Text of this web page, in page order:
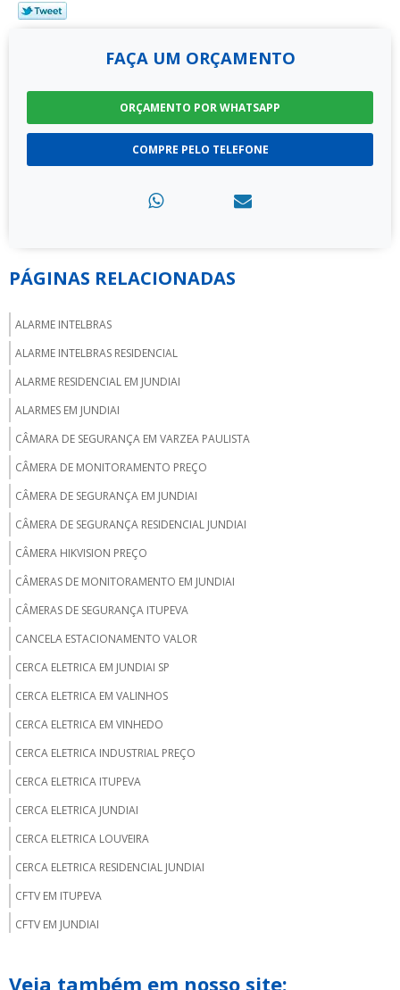
FAÇA UM ORÇAMENTO
ORÇAMENTO POR WHATSAPP
COMPRE PELO TELEFONE
PÁGINAS RELACIONADAS
ALARME INTELBRAS
ALARME INTELBRAS RESIDENCIAL
ALARME RESIDENCIAL EM JUNDIAI
ALARMES EM JUNDIAI
CÂMARA DE SEGURANÇA EM VARZEA PAULISTA
CÂMERA DE MONITORAMENTO PREÇO
CÂMERA DE SEGURANÇA EM JUNDIAI
CÂMERA DE SEGURANÇA RESIDENCIAL JUNDIAI
CÂMERA HIKVISION PREÇO
CÂMERAS DE MONITORAMENTO EM JUNDIAI
CÂMERAS DE SEGURANÇA ITUPEVA
CANCELA ESTACIONAMENTO VALOR
CERCA ELETRICA EM JUNDIAI SP
CERCA ELETRICA EM VALINHOS
CERCA ELETRICA EM VINHEDO
CERCA ELETRICA INDUSTRIAL PREÇO
CERCA ELETRICA ITUPEVA
CERCA ELETRICA JUNDIAI
CERCA ELETRICA LOUVEIRA
CERCA ELETRICA RESIDENCIAL JUNDIAI
CFTV EM ITUPEVA
CFTV EM JUNDIAI
CONTROLE DE ACESSO CONDOMINIAL
Veja também em nosso site: